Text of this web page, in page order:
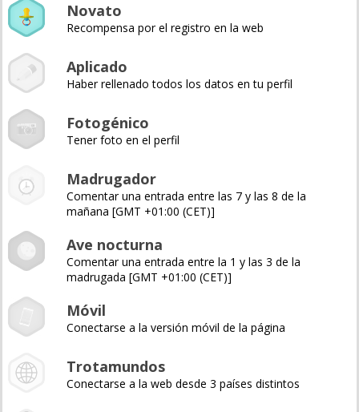
Novato
Recompensa por el registro en la web
Aplicado
Haber rellenado todos los datos en tu perfil
Fotogénico
Tener foto en el perfil
Madrugador
Comentar una entrada entre las 7 y las 8 de la
mañana [GMT +01:00 (CET)]
Ave nocturna
Comentar una entrada entre la 1 y las 3 de la
madrugada [GMT +01:00 (CET)]
Móvil
Conectarse a la versión móvil de la página
Trotamundos
Conectarse a la web desde 3 países distintos